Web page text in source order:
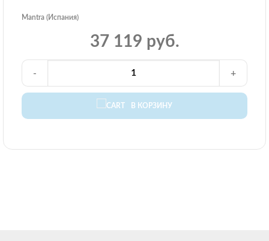
Mantra (Испания)
37 119 руб.
В КОРЗИНУ
- +